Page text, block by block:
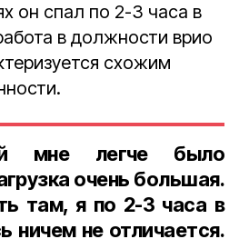
он спал по 2-3 часа в
в должности врио
схожим
мне легче было
очень большая.
там, я по 2-3 часа в
ничем не отличается.